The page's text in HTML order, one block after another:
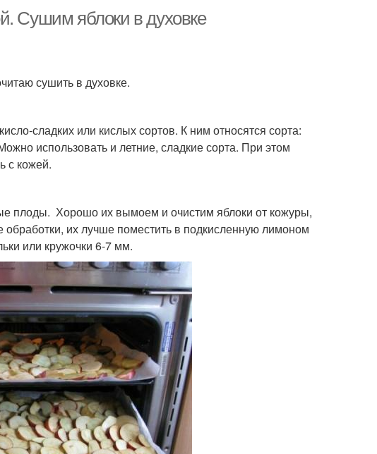
Сушим яблоки в духовке
сушить в духовке.
сладких или кислых сортов. К ним относятся сорта:
использовать и летние, сладкие сорта. При этом
с кожей.
плоды. Хорошо их вымоем и очистим яблоки от кожуры,
их лучше поместить в подкисленную лимоном
или кружочки 6-7 мм.